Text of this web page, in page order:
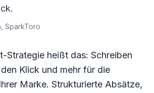
SparkToro
Strategie heißt das: Schreiben
Klick und mehr für die
Marke. Strukturierte Absätze,